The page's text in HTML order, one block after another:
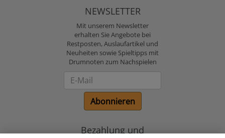
NEWSLETTER
Mit unserem Newsletter
erhalten Sie Angebote bei
Restposten, Auslaufartikel und
Neuheiten sowie Spieltipps mit
Drumnoten zum Nachspielen
Abonnieren
Bezahlung und